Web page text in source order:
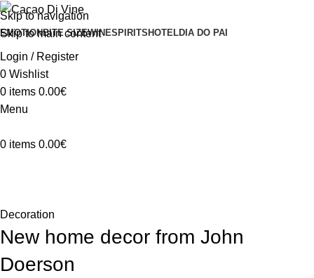
Skip to navigation
Skip to main content
EMOTIONBITE SIZEWINESPIRITS HOTELDIA DO PAI
Login / Register
0 Wishlist
0 items 0.00€
Menu
0 items 0.00€
Decoration
New home decor from John
Doerson